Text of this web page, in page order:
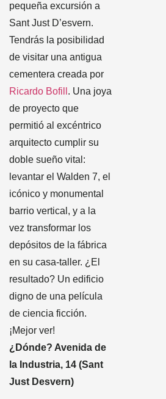
pequeña excursión a
Sant Just D’esvern.
Tendrás la posibilidad
de visitar una antigua
cementera creada por
Ricardo Bofill . Una joya
de proyecto que
permitió al excéntrico
arquitecto cumplir su
doble sueño vital:
levantar el Walden 7, el
icónico y monumental
barrio vertical, y a la
vez transformar los
depósitos de la fábrica
en su casa-taller. ¿El
resultado? Un edificio
digno de una película
de ciencia ficción.
¡Mejor ver!
¿Dónde? Avenida de
la Industria, 14 (Sant
Just Desvern)